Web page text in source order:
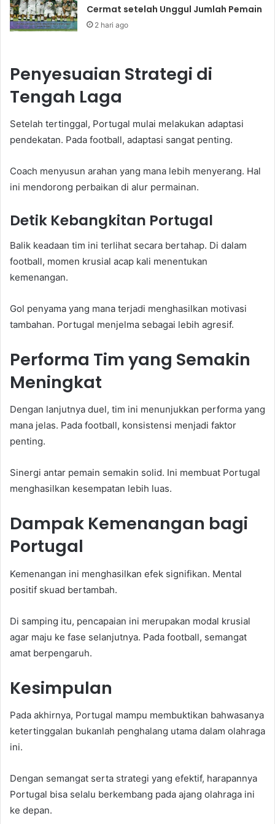
Cermat setelah Unggul Jumlah Pemain
2 hari ago
Penyesuaian Strategi di
Tengah Laga
Setelah tertinggal, Portugal mulai melakukan adaptasi
pendekatan. Pada football, adaptasi sangat penting.
Coach menyusun arahan yang mana lebih menyerang. Hal
ini mendorong perbaikan di alur permainan.
Detik Kebangkitan Portugal
Balik keadaan tim ini terlihat secara bertahap. Di dalam
football, momen krusial acap kali menentukan
kemenangan.
Gol penyama yang mana terjadi menghasilkan motivasi
tambahan. Portugal menjelma sebagai lebih agresif.
Performa Tim yang Semakin
Meningkat
Dengan lanjutnya duel, tim ini menunjukkan performa yang
mana jelas. Pada football, konsistensi menjadi faktor
penting.
Sinergi antar pemain semakin solid. Ini membuat Portugal
menghasilkan kesempatan lebih luas.
Dampak Kemenangan bagi
Portugal
Kemenangan ini menghasilkan efek signifikan. Mental
positif skuad bertambah.
Di samping itu, pencapaian ini merupakan modal krusial
agar maju ke fase selanjutnya. Pada football, semangat
amat berpengaruh.
Kesimpulan
Pada akhirnya, Portugal mampu membuktikan bahwasanya
ketertinggalan bukanlah penghalang utama dalam olahraga
ini.
Dengan semangat serta strategi yang efektif, harapannya
Portugal bisa selalu berkembang pada ajang olahraga ini
ke depan.